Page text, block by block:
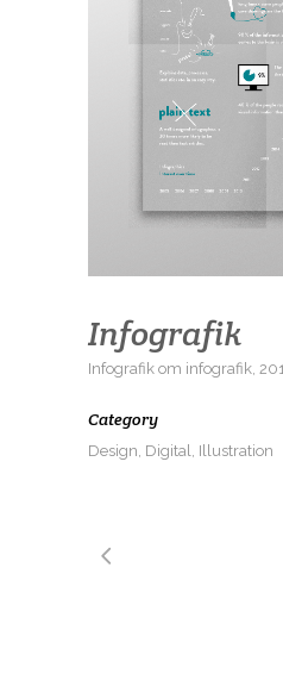
Infografik
Infografik om infografik,
Category
Design, Digital, Illustration